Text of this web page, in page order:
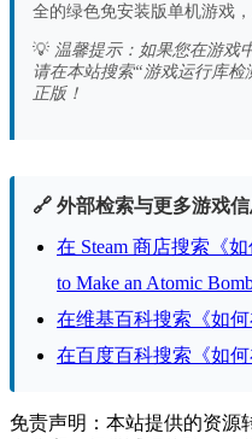
全的绿色免安装版单机游戏
💡 温馨提示：如果您在游戏
请在本站搜索“游戏运行库
正版！
🔗 外部检索与更多游戏信
在 Steam 商店搜索《
to Make an Atomic
在维基百科搜索《如
在百度百科搜索《如
免责声明：本站提供的资源